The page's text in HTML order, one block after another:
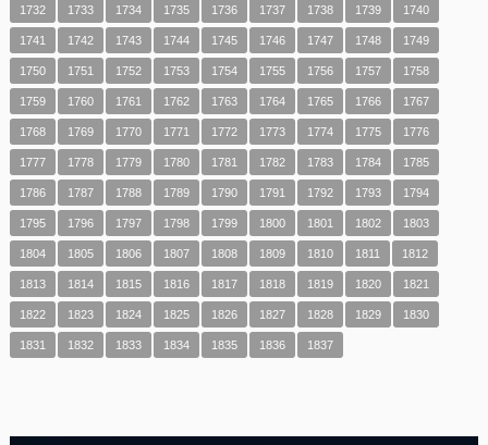
1732 1733 1734 1735 1736 1737 1738 1739 1740
1741 1742 1743 1744 1745 1746 1747 1748 1749
1750 1751 1752 1753 1754 1755 1756 1757 1758
1759 1760 1761 1762 1763 1764 1765 1766 1767
1768 1769 1770 1771 1772 1773 1774 1775 1776
1777 1778 1779 1780 1781 1782 1783 1784 1785
1786 1787 1788 1789 1790 1791 1792 1793 1794
1795 1796 1797 1798 1799 1800 1801 1802 1803
1804 1805 1806 1807 1808 1809 1810 1811 1812
1813 1814 1815 1816 1817 1818 1819 1820 1821
1822 1823 1824 1825 1826 1827 1828 1829 1830
1831 1832 1833 1834 1835 1836 1837